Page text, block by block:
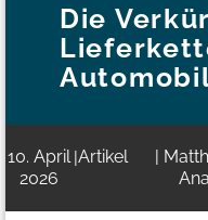
Die
10. April
2026
|Artikel
|